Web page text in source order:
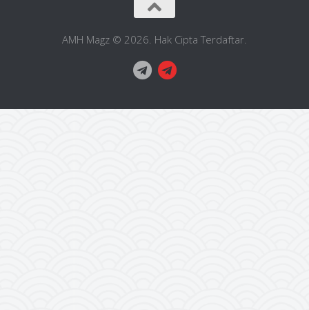
AMH Magz © 2026. Hak Cipta Terdaftar.